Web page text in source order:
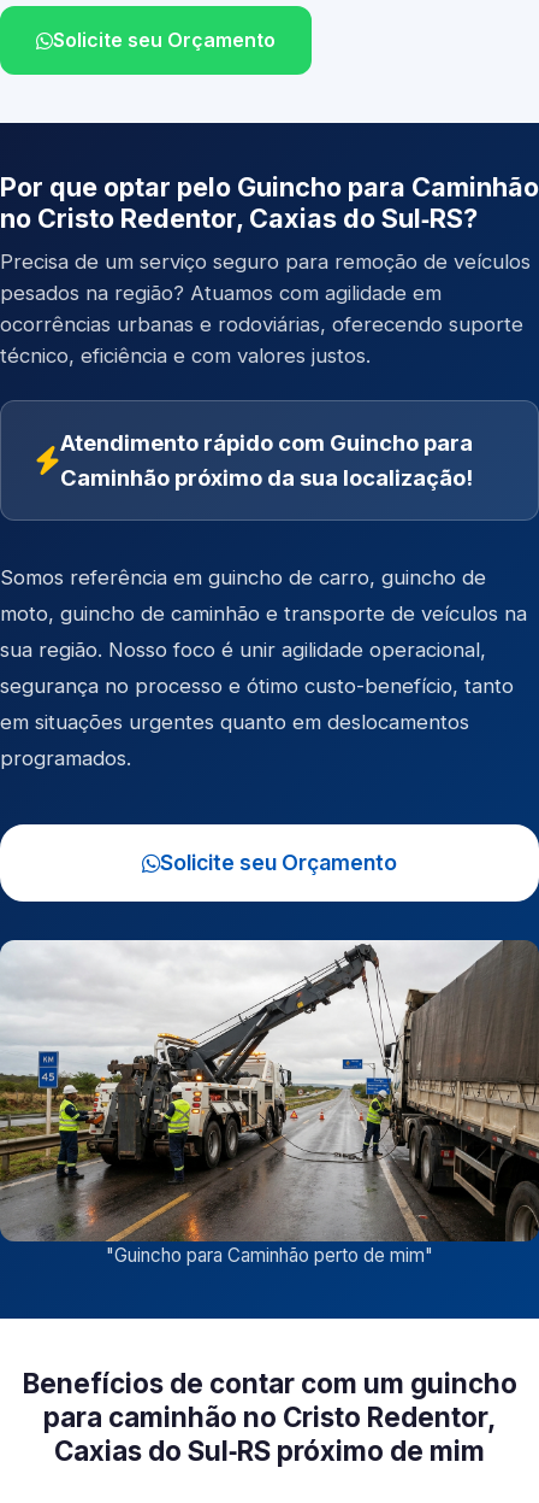
Solicite seu Orçamento
Por que optar pelo Guincho para Caminhão
no Cristo Redentor, Caxias do Sul‑RS?
Precisa de um serviço seguro para remoção de veículos
pesados na região? Atuamos com agilidade em
ocorrências urbanas e rodoviárias, oferecendo suporte
técnico, eficiência e com valores justos.
Atendimento rápido com Guincho para
Caminhão próximo da sua localização!
Somos referência em guincho de carro, guincho de
moto, guincho de caminhão e transporte de veículos na
sua região. Nosso foco é unir agilidade operacional,
segurança no processo e ótimo custo-benefício, tanto
em situações urgentes quanto em deslocamentos
programados.
Solicite seu Orçamento
"Guincho para Caminhão perto de mim"
Benefícios de contar com um guincho
para caminhão no Cristo Redentor,
Caxias do Sul‑RS próximo de mim